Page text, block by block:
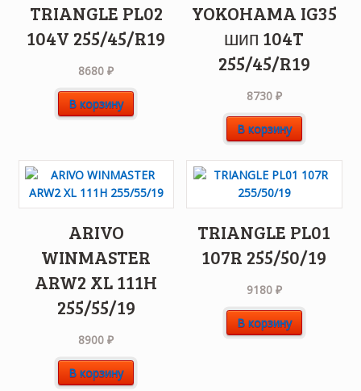
TRIANGLE PL02
104V 255/45/R19
8680₽
В корзину
YOKOHAMA IG35
шип 104T
255/45/R19
8730 ₽
В корзину
ARIVO
WINMASTER
ARW2 XL 111H
255/55/19
8900₽
В корзину
TRIANGLE PL01
107R 255/50/19
9180 ₽
В корзину